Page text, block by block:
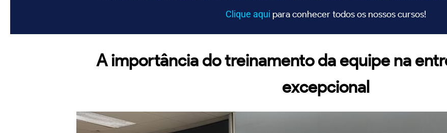
Clique aqui para conhecer todos os nossos cursos!
A importância do treinamento da equipe na
excepcional